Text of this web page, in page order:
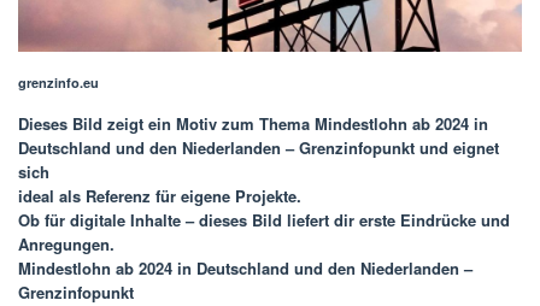
grenzinfo.eu
Dieses Bild zeigt ein Motiv zum Thema Mindestlohn ab 2024 in
Deutschland und den Niederlanden – Grenzinfopunkt und eignet
sich
ideal als Referenz für eigene Projekte.
Ob für digitale Inhalte – dieses Bild liefert dir erste Eindrücke und
Anregungen.
Mindestlohn ab 2024 in Deutschland und den Niederlanden –
Grenzinfopunkt